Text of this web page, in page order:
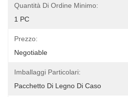
Quantità Di Ordine Minimo:
1 PC
Prezzo:
Negotiable
Imballaggi Particolari:
Pacchetto Di Legno Di Caso